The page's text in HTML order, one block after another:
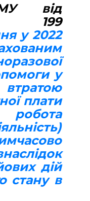
від
№ 199
у 2022
у
плати
дій
стану в